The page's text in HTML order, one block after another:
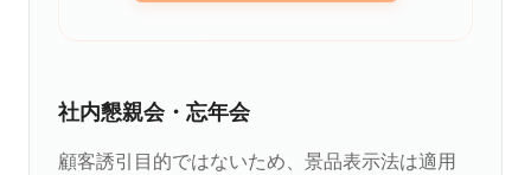
社内懇親会・忘年会
顧客誘引目的ではないため、景品表示法は適用